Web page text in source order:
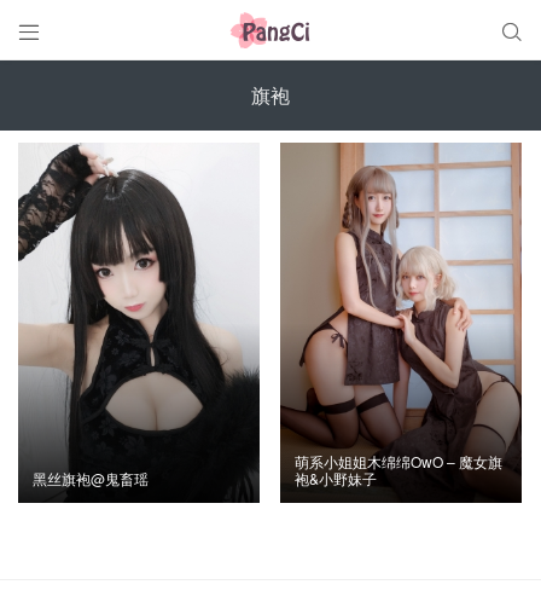
 
旗袍
黑丝旗袍@鬼畜瑶
萌系小姐姐木绵绵OwO – 魔女旗
袍&小野妹子